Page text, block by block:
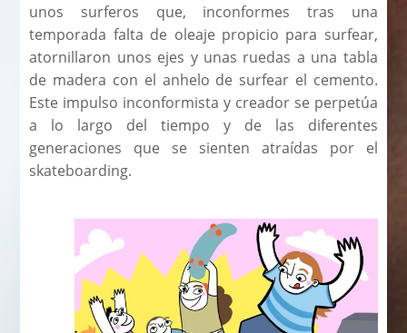
unos surferos que, inconformes tras una
temporada falta de oleaje propicio para surfear,
atornillaron unos ejes y unas ruedas a una tabla
de madera con el anhelo de surfear el cemento.
Este impulso inconformista y creador se perpetúa
a lo largo del tiempo y de las diferentes
generaciones que se sienten atraídas por el
skateboarding.